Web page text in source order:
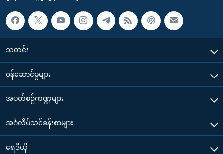
သတင်း
၀န်ဆောင်မှုများ
အပတ်စဉ်ကဏ္ဍများ
အင်္ဂလိပ်သင်ခန်းစာများ
ရေဒီယို